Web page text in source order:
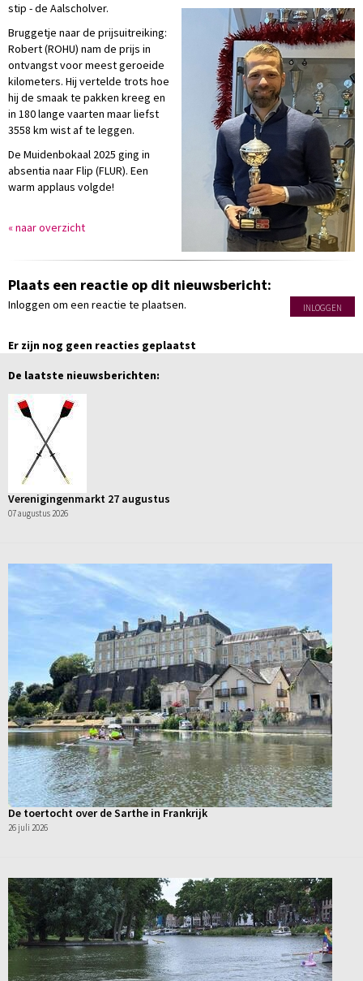
stip - de Aalscholver.
Bruggetje naar de prijsuitreiking:
Robert (ROHU) nam de prijs in
ontvangst voor meest geroeide
kilometers. Hij vertelde trots hoe
hij de smaak te pakken kreeg en
in 180 lange vaarten maar liefst
3558 km wist af te leggen.
De Muidenbokaal 2025 ging in
absentia naar Flip (FLUR). Een
warm applaus volgde!
« naar overzicht
Plaats een reactie op dit nieuwsbericht:
Inloggen om een reactie te plaatsen. INLOGGEN
Er zijn nog geen reacties geplaatst
De laatste nieuwsberichten:
Verenigingenmarkt 27 augustus
07 augustus 2026
De toertocht over de Sarthe in Frankrijk
26 juli 2026